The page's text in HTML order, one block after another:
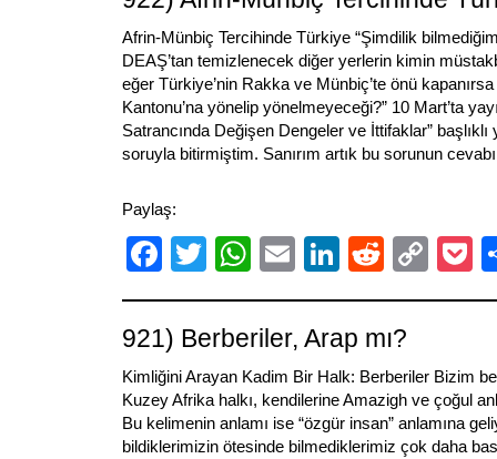
Afrin-Münbiç Tercihinde Türkiye “Şimdilik
DEAŞ’tan temizlenecek diğer yerlerin kimin
eğer Türkiye’nin Rakka ve Münbiç’te önü
Kantonu’na yönelip yönelmeyeceği?” 10 Mart’ta
Satrancında Değişen Dengeler ve İttifaklar” başlıklı
soruyla bitirmiştim. Sanırım artık bu sorunun
Paylaş:
Facebook
TwitterWhatsApp
EmailLinkedIn
Reddit
Link
921) Berberiler, Arap mı?
Kimliğini Arayan Kadim Bir Halk: Berberiler Bizim
Kuzey Afrika halkı, kendilerine Amazigh ve çoğul
Bu kelimenin anlamı ise “özgür insan” anlamına
bildiklerimizin ötesinde bilmediklerimiz çok daha